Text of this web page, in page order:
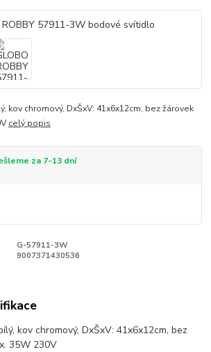
kov chromový, DxŠxV: 41x6x12cm, bez žárovek
celý popis
za 7-13 dní
G-57911-3W
9007371430536
kov chromový, DxŠxV: 41x6x12cm, bez
35W 230V